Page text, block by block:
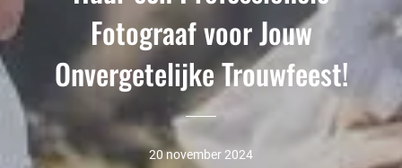
Fotograaf voor Jouw
Onvergetelijke Trouwfeest!
20 november 2024